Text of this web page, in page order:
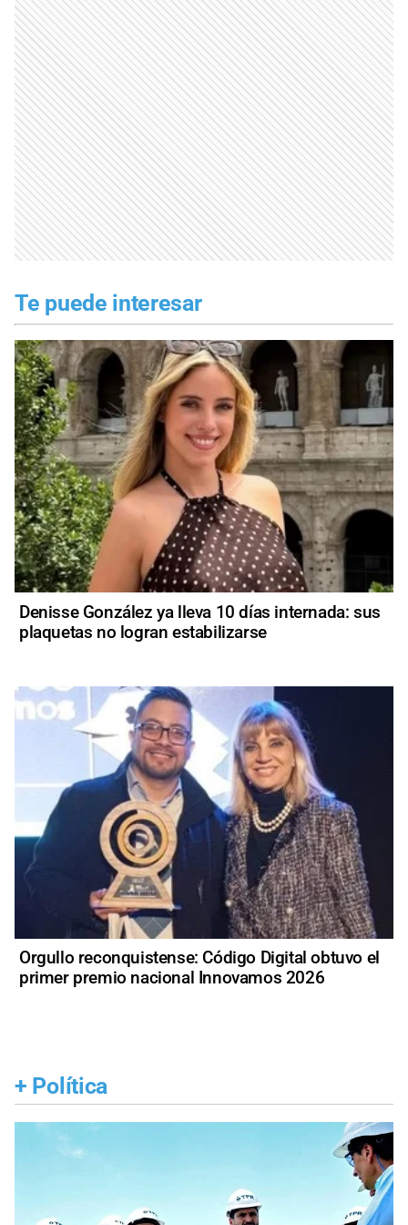
Te puede interesar
Denisse González ya lleva 10 días internada: sus
plaquetas no logran estabilizarse
Orgullo reconquistense: Código Digital obtuvo el
primer premio nacional Innovamos 2026
+ Política